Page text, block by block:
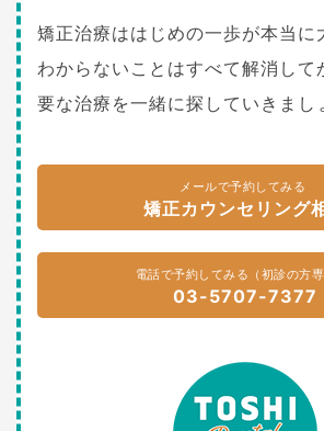
矯正治療ははじめの一歩が本当に
わからないことはすべて解消して
要な治療を一緒に探していきまし
メールで予約してみる
矯正カウンセリング
電話で予約してみる（初診の方専
03-5707-7377